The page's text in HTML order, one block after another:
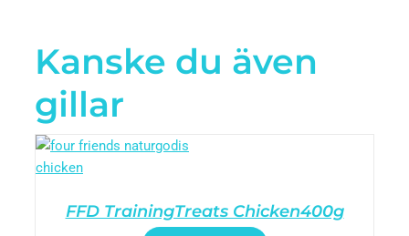
Kanske du även
gillar
FFD TrainingTreats Chicken400g